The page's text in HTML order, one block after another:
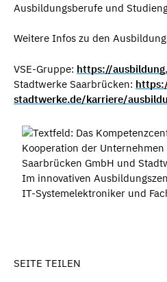
Ausbildungsberufe und
Weitere Infos zu den
VSE-Gruppe: https://
Stadtwerke Saarbrücken:
stadtwerke.de/karriere/
SEITE TEILEN